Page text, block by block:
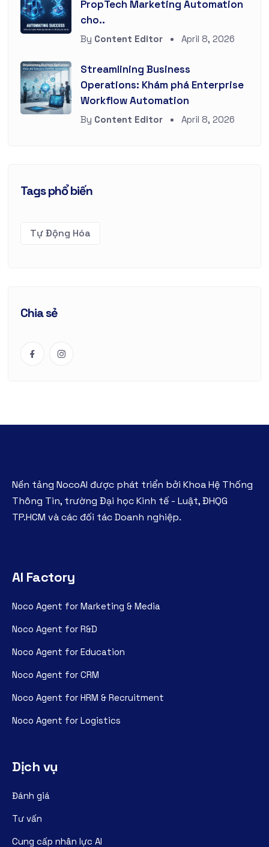
PropTech Marketing Automation
cho..
By Content Editor April 8, 2026
Streamlining Business
Operations: Khám phá Enterprise
Workflow Automation
By Content Editor April 8, 2026
Tags phổ biến
Tự Động Hóa
Chia sẻ
Nền tảng NocoAI được phát triển bởi Khoa Hệ Thống
Thông Tin, trường Đại học Kinh tế - Luật, ĐHQG
TP.HCM và các đối tác Doanh nghiệp.
AI Factory
Noco Agent for Marketing & Media
Noco Agent for R&D
Noco Agent for Education
Noco Agent for CRM
Noco Agent for HRM & Recruitment
Noco Agent for Logistics
Dịch vụ
Đánh giá
Tư vấn
Cung cấp nhân lực AI